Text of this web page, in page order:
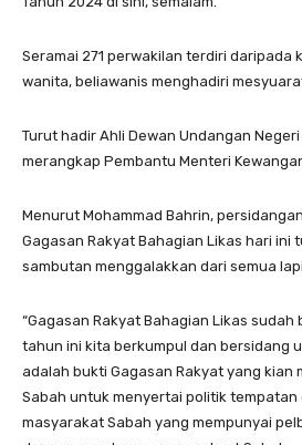
Seramai 271 perwakilan terdiri daripada
wanita, beliawanis menghadiri
Turut hadir Ahli Dewan Undangan Negeri
merangkap Pembantu Menteri
Menurut Mohammad Bahrin,
Gagasan Rakyat Bahagian Likas hari ini
sambutan menggalakkan dari semua
“Gagasan Rakyat Bahagian Likas
tahun ini kita berkumpul dan bersidang
adalah bukti Gagasan Rakyat yang kian
Sabah untuk menyertai politik tempatan
masyarakat Sabah yang mempunyai